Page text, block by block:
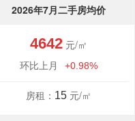
2026年7月二手房均价
4642 元/㎡
环比上月
+0.98%
房租： 15 元/㎡